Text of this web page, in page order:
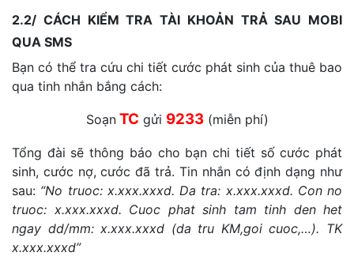
2.2/ CÁCH KIỂM TRA TÀI KHOẢN TRẢ SAU MOBI
QUA SMS
Bạn có thể tra cứu chi tiết cước phát sinh của thuê bao
qua tinh nhắn bắng cách:
SoạnTC gửi 9233(miễn phí)
Tổng đài sẽ thông báo cho bạn chi tiết số cước phát
sinh, cước nợ, cước đã trả. Tin nhắn có định dạng như
sau: “No truoc: x.xxx.xxxd. Da tra: x.xxx.xxxd. Con no
truoc: x.xxx.xxxd. Cuoc phat sinh tam tinh den het
ngay dd/mm: x.xxx.xxxd (da tru KM,goi cuoc,…). TK
x.xxx.xxxd”